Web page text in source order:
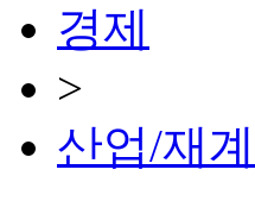
경제
>
산업/재계